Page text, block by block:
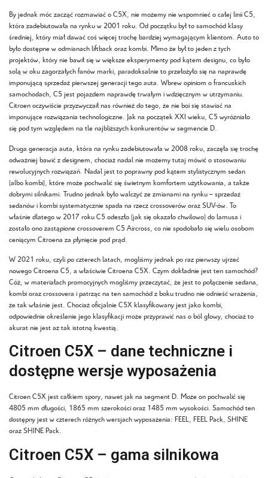
By jednak móc zacząć rozmawiać o C5X, nie możemy nie wspomnieć o całej linii C5,
która zadebiutowała na rynku w 2001 roku. Od początku był to samochód klasy
średniej, który miał dawać coś więcej trochę bardziej wymagającym klientom. Auto to
było dostępne w odmianach liftback oraz kombi. Mimo że był to jeden z tych
projektów, który nie bawił się w większe eksperymenty pod kątem designu, co było
solą w oku zagorzałych fanów marki, paradoksalnie to przełożyło się na naprawdę
imponującą sprzedaż pierwszej generacji tego auta. Wbrew opiniom o francuskich
samochodach, C5 jest pojazdem naprawdę trwałym i wdzięcznym w utrzymaniu.
Citroen oczywiście przyzwyczaił nas również do tego, że nie boi się stawiać na
imponujące rozwiązania technologiczne. Jak na początek XXI wieku, C5 wyróżniało
się pod tym względem na tle najbliższych konkurentów w segmencie D.
Druga generacja auta, która na rynku zadebiutowała w 2008 roku, zaczęła się trochę
odważniej bawić z designem, chociaż nadal nie możemy tutaj mówić o stosowaniu
rewolucyjnych rozwiązań. Nadal jest to poprawny pod kątem stylistycznym sedan
(albo kombi), które może pochwalić się świetnym komfortem użytkowania, a także
dobrymi silnikami. Trudno jednak było walczyć ze zmianami na rynku – sprzedaż
sedanów i kombi systematycznie spada na rzecz crossoverów oraz SUV-ów. To
właśnie dlatego w 2017 roku C5 odeszło (jak się okazało chwilowo) do lamusa i
zostało ono zastąpione crossoverem C5 Aircross, co nie spodobało się wielu osobom
ceniącym Citroena za płynięcie pod prąd.
W 2021 roku, czyli po czterech latach, mogliśmy jednak po raz pierwszy ujrzeć
nowego Citroena C5, a właściwie Citroena C5X. Czym dokładnie jest ten samochód?
Cóż, w materiałach promocyjnych mogliśmy przeczytać, że jest to połączenie sedana,
kombi oraz crossovera i patrząc na ten samochód z boku trudno nie odnieść wrażenia,
że tak właśnie jest. Chociaż oficjalnie C5X klasyfikowany jest jako kombi,
odpowiednie określenie jego klasyfikacji może przyprawić nas o ból głowy, chociaż to
akurat nie jest aż tak istotną kwestią.
Citroen C5X – dane techniczne i
dostępne wersje wyposażenia
Citroen C5X jest całkiem spory, nawet jak na segment D. Może on pochwalić się
4805 mm długości, 1865 mm szerokości oraz 1485 mm wysokości. Samochód ten
dostępny jest w czterech różnych wersjach wyposażenia: FEEL, FEEL Pack, SHINE
oraz SHINE Pack.
Citroen C5X – gama silnikowa